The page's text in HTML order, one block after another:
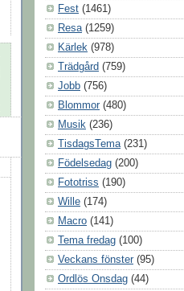
Fest (1461)
Resa (1259)
Kärlek (978)
Trädgård (759)
Jobb (756)
Blommor (480)
Musik (236)
TisdagsTema (231)
Födelsedag (200)
Fototriss (190)
Wille (174)
Macro (141)
Tema fredag (100)
Veckans fönster (95)
Ordlös Onsdag (44)